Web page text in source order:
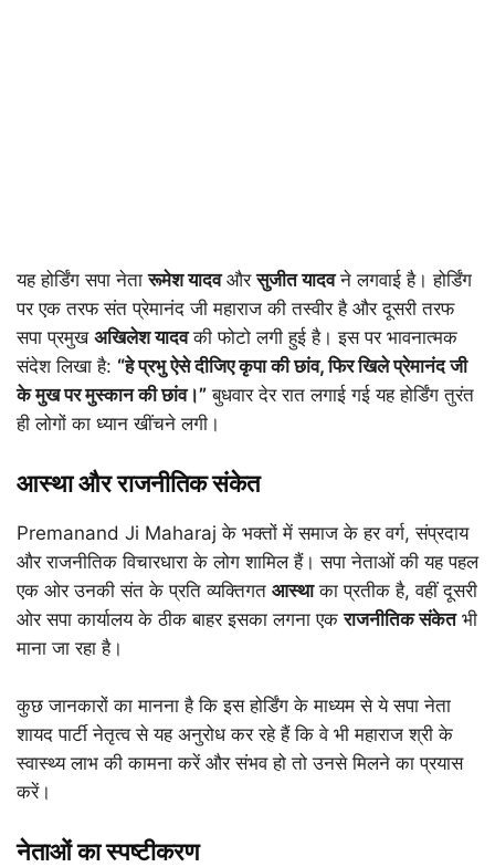
यह होर्डिंग सपा नेतारूमेश यादवऔरसुजीत यादवने लगवाई है। होर्डिंग
पर एक तरफ संत प्रेमानंद जी महाराज की तस्वीर है और दूसरी तरफ
सपा प्रमुख अखिलेश यादवकी फोटो लगी हुई है। इस पर भावनात्मक
संदेश लिखा है: “हे प्रभु ऐसे दीजिए कृपा की छांव, फिर खिले प्रेमानंद जी
के मुख पर मुस्कान की छांव।” बुधवार देर रात लगाई गई यह होर्डिंग तुरंत
ही लोगों का ध्यान खींचने लगी।
आस्था और राजनीतिक संकेत
Premanand Ji Maharaj के भक्तों में समाज के हर वर्ग, संप्रदाय
और राजनीतिक विचारधारा के लोग शामिल हैं। सपा नेताओं की यह पहल
एक ओर उनकी संत के प्रति व्यक्तिगत आस्थाका प्रतीक है, वहीं दूसरी
ओर सपा कार्यालय के ठीक बाहर इसका लगना एकराजनीतिक संकेतभी
माना जा रहा है।
कुछ जानकारों का मानना है कि इस होर्डिंग के माध्यम से ये सपा नेता
शायद पार्टी नेतृत्व से यह अनुरोध कर रहे हैं कि वे भी महाराज श्री के
स्वास्थ्य लाभ की कामना करें और संभव हो तो उनसे मिलने का प्रयास
करें।
नेताओं का स्पष्टीकरण